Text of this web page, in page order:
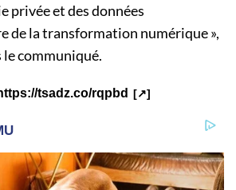
privée et des données
de la transformation numérique »,
communiqué.
tsadz.co/rqpbd